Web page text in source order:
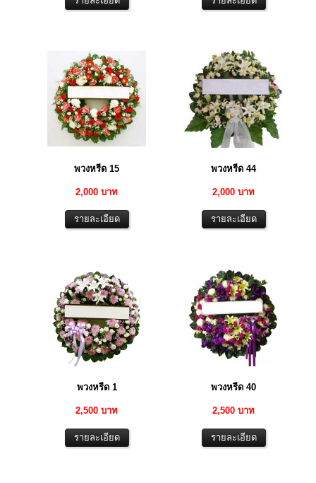
พวงหรีด 15
2,000 บาท
พวงหรีด 44
2,000 บาท
พวงหรีด 1
2,500 บาท
พวงหรีด 40
2,500 บาท